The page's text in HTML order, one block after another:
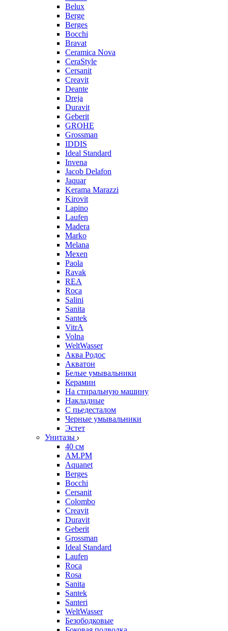
Belux
Berge
Berges
Bocchi
Bravat
Ceramica Nova
CeraStyle
Cersanit
Creavit
Deante
Dreja
Duravit
Geberit
GROHE
Grossman
IDDIS
Ideal Standard
Invena
Jacob Delafon
Jaquar
Kerama Marazzi
Kirovit
Lapino
Laufen
Madera
Marko
Melana
Mexen
Paola
Ravak
REA
Roca
Salini
Sanita
Santek
VitrA
Volna
WeltWasser
Аква Родос
Акватон
Белые умывальники
Керамин
На стиральную машину
Накладные
С пьедесталом
Черные умывальники
Эстет
Унитазы
40 см
AM.PM
Aquanet
Berges
Bocchi
Cersanit
Colombo
Creavit
Duravit
Geberit
Grossman
Ideal Standard
Laufen
Roca
Rosa
Sanita
Santek
Santeri
WeltWasser
Безободковые